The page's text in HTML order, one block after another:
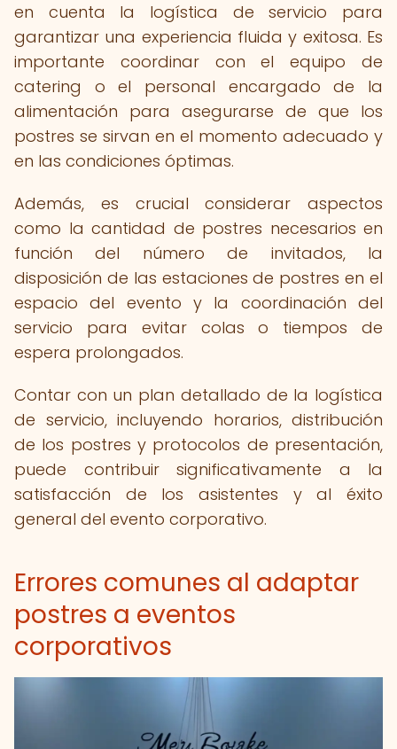
en cuenta la logística de servicio para
garantizar una experiencia fluida y exitosa. Es
importante coordinar con el equipo de
catering o el personal encargado de la
alimentación para asegurarse de que los
postres se sirvan en el momento adecuado y
en las condiciones óptimas.
Además, es crucial considerar aspectos
como la cantidad de postres necesarios en
función del número de invitados, la
disposición de las estaciones de postres en el
espacio del evento y la coordinación del
servicio para evitar colas o tiempos de
espera prolongados.
Contar con un plan detallado de la logística
de servicio, incluyendo horarios, distribución
de los postres y protocolos de presentación,
puede contribuir significativamente a la
satisfacción de los asistentes y al éxito
general del evento corporativo.
Errores comunes al adaptar
postres a eventos
corporativos